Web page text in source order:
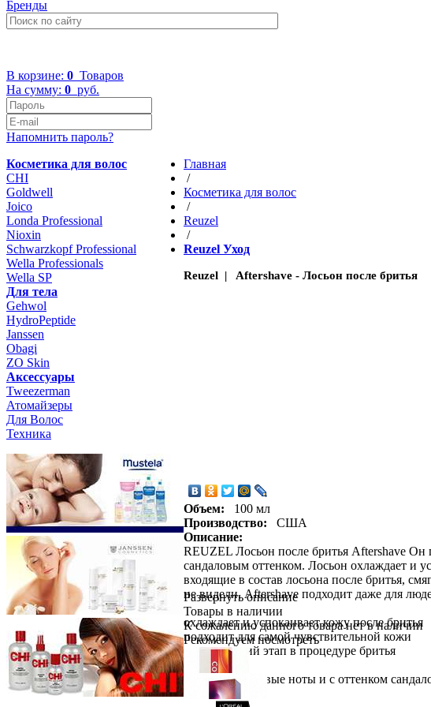
Бренды
В корзине: 0 Товаров
На сумму: 0 руб.
Напомнить пароль?
Косметика для волос
CHI
Goldwell
Joico
Londa Professional
Nioxin
Schwarzkopf Professional
Wella Professionals
Wella SP
Для тела
Gehwol
HydroPeptide
Janssen
Obagi
ZO Skin
Aксессуары
Tweezerman
Атомайзеры
Для Волос
Техника
Главная
/
Косметика для волос
/
Reuzel
/
Reuzel Уход
Reuzel | Aftershave - Лосьон после бритья
Объем:
100 мл
Производство:
США
Описание:
REUZEL Лосьон после бритья Aftershave
сандаловым оттенком. Лосьон охлаждает и
входящие в состав лосьона после бритья,
не видели, Aftershave подходит даже для
охлаждает и успокаивает кожу после бритья
подходит для самой чувствительной кожи
завершающий этап в процедуре бритья
АРОМАТ:
Яркие цитрусовые ноты и с оттенком
Развернуть описание
Товары в наличии
К сожалению данного товара нет в наличии
Рекомендуем посмотреть